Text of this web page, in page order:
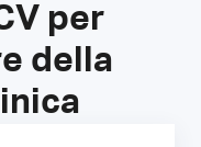
per
della